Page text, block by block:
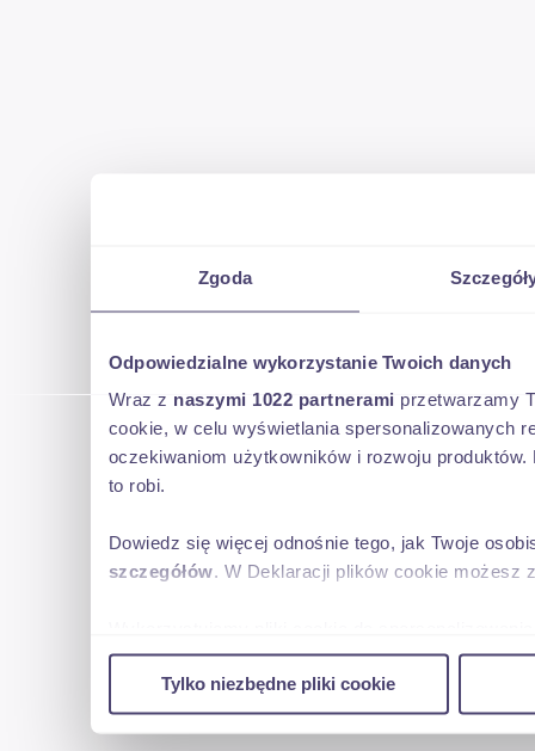
Zgoda
Odpowiedzialne wykorzystanie Twoich danych
Wraz z naszymi 1022 partnerami przetwarzamy
cookie, w celu wyświetlania spersonalizowanych
oczekiwaniom użytkowników i rozwoju
to robi.
Dowiedz się więcej odnośnie tego, jak Twoje
szczegółów. W Deklaracji plików cookie możesz
w naszej witrynie. Informacje o tym, jak
reklamowym i analitycznym. Partnerzy mogą
uzyskanymi podczas korzystania z ich usług.
Tylko niezbędne pliki cookie